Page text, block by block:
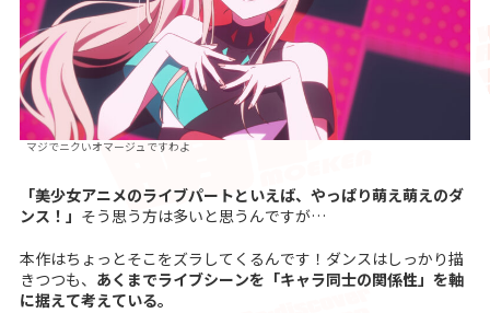
マジでニクいオマージュですわよ
「美少女アニメのライブパートといえば、やっぱり萌え萌えのダ
ンス！」 そう思う方は多いと思うんですが…
本作はちょっとそこをズラしてくるんです！ダンスはしっかり描
きつつも、 あくまでライブシーンを「キャラ同士の関係性」を軸
に据えて考えている。